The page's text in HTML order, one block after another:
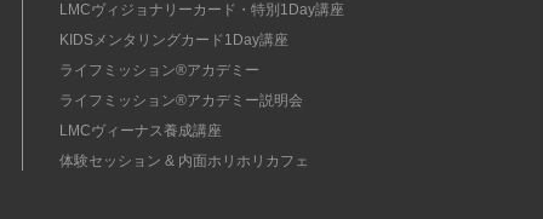
LMCヴィジョナリーカード・特別1Day講座
KIDSメンタリングカード1Day講座
ライフミッション®︎アカデミー
ライフミッション®︎アカデミー説明会
LMCヴィーナス養成講座
体験セッション & 内面ホリホリカフェ